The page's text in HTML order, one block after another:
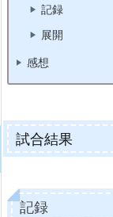
記録
展開
感想
試合結果
記録